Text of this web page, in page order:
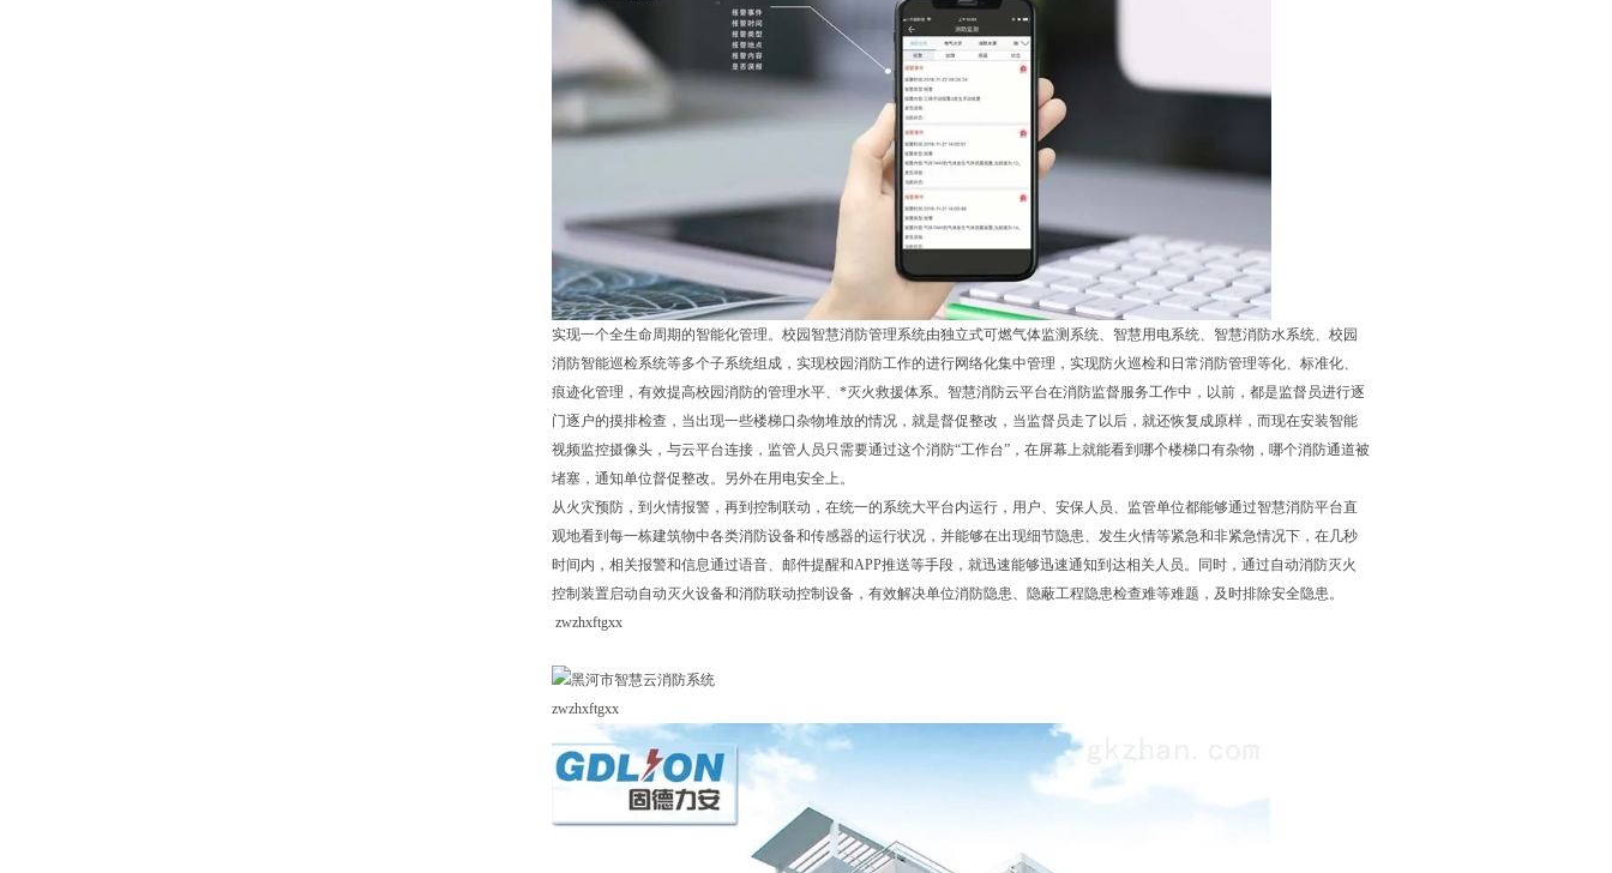
实现一个全生命周期的智能化管理。校园智慧消防管理系统由独立式可燃气体监测系统、智慧用电系统、智慧消防水系统、校园
消防智能巡检系统等多个子系统组成，实现校园消防工作的进行网络化集中管理，实现防火巡检和日常消防管理等化、标准化、
痕迹化管理，有效提高校园消防的管理水平、*灭火救援体系。智慧消防云平台在消防监督服务工作中，以前，都是监督员进行逐
门逐户的摸排检查，当出现一些楼梯口杂物堆放的情况，就是督促整改，当监督员走了以后，就还恢复成原样，而现在安装智能
视频监控摄像头，与云平台连接，监管人员只需要通过这个消防“工作台”，在屏幕上就能看到哪个楼梯口有杂物，哪个消防通道被
堵塞，通知单位督促整改。另外在用电安全上。
从火灾预防，到火情报警，再到控制联动，在统一的系统大平台内运行，用户、安保人员、监管单位都能够通过智慧消防平台直
观地看到每一栋建筑物中各类消防设备和传感器的运行状况，并能够在出现细节隐患、发生火情等紧急和非紧急情况下，在几秒
时间内，相关报警和信息通过语音、邮件提醒和APP推送等手段，就迅速能够迅速通知到达相关人员。同时，通过自动消防灭火
控制装置启动自动灭火设备和消防联动控制设备，有效解决单位消防隐患、隐蔽工程隐患检查难等难题，及时排除安全隐患。
zwzhxftgxx
zwzhxftgxx